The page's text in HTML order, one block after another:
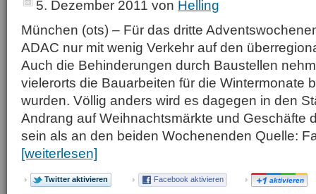
5. Dezember 2011 von Helling
München (ots) – Für das dritte
ADAC nur mit wenig Verkehr auf den
Auch die Behinderungen durch Baustellen
vielerorts die Bauarbeiten für die Wintermonate
wurden. Völlig anders wird es dagegen in den
Andrang auf Weihnachtsmärkte und Geschäfte
sein als an den beiden Wochenenden Quelle:
[weiterlesen]
Twitter aktivieren Facebook aktivieren aktivieren